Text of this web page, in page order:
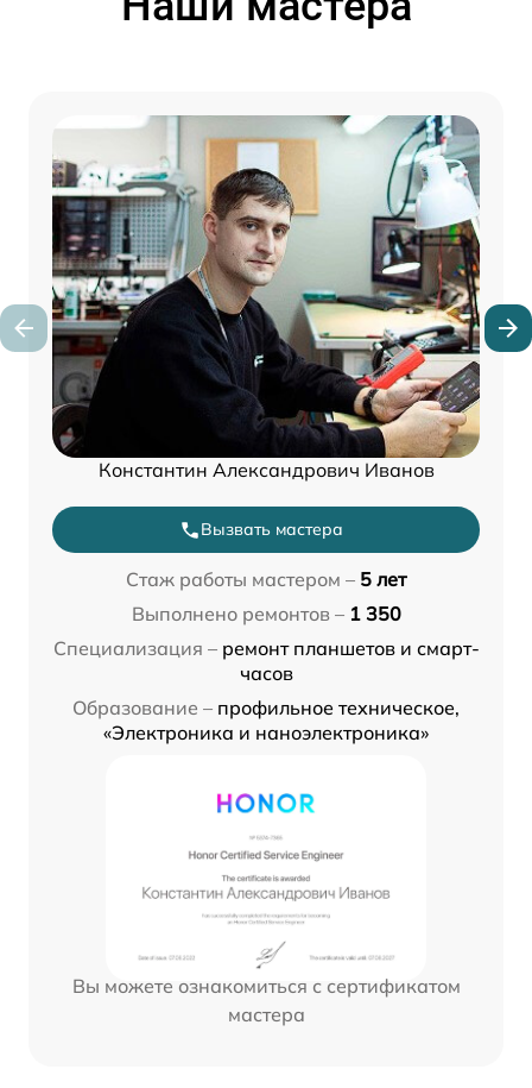
Константин Александрович Иванов
Вызвать мастера
Стаж работы мастером – 5 лет
Выполнено ремонтов – 1 350
Специализация – ремонт планшетов и смарт-
часов
Образование – профильное техническое,
«Электроника и наноэлектроника»
Вы можете ознакомиться с сертификатом
мастера